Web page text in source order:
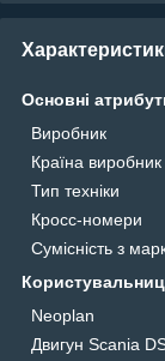
Основні
Виробник
Країна виробник
Тип техніки
Кросс-номери
Сумісність з
Neoplan
Двигун Scania